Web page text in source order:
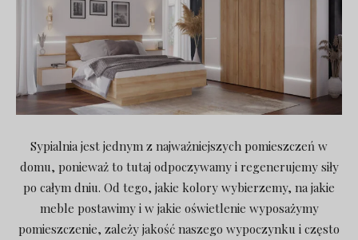
Sypialnia jest jednym z najważniejszych pomieszczeń w
domu, ponieważ to tutaj odpoczywamy i regenerujemy siły
po całym dniu. Od tego, jakie kolory wybierzemy, na jakie
meble postawimy i w jakie oświetlenie wyposażymy
pomieszczenie, zależy jakość naszego wypoczynku i często